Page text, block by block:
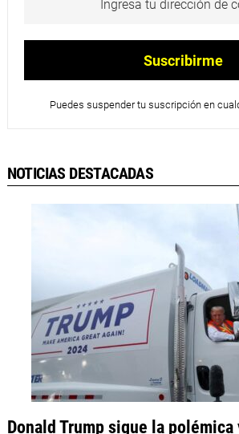
Puedes suspender tu suscripción en
NOTICIAS DESTACADAS
Donald Trump sigue la polémica